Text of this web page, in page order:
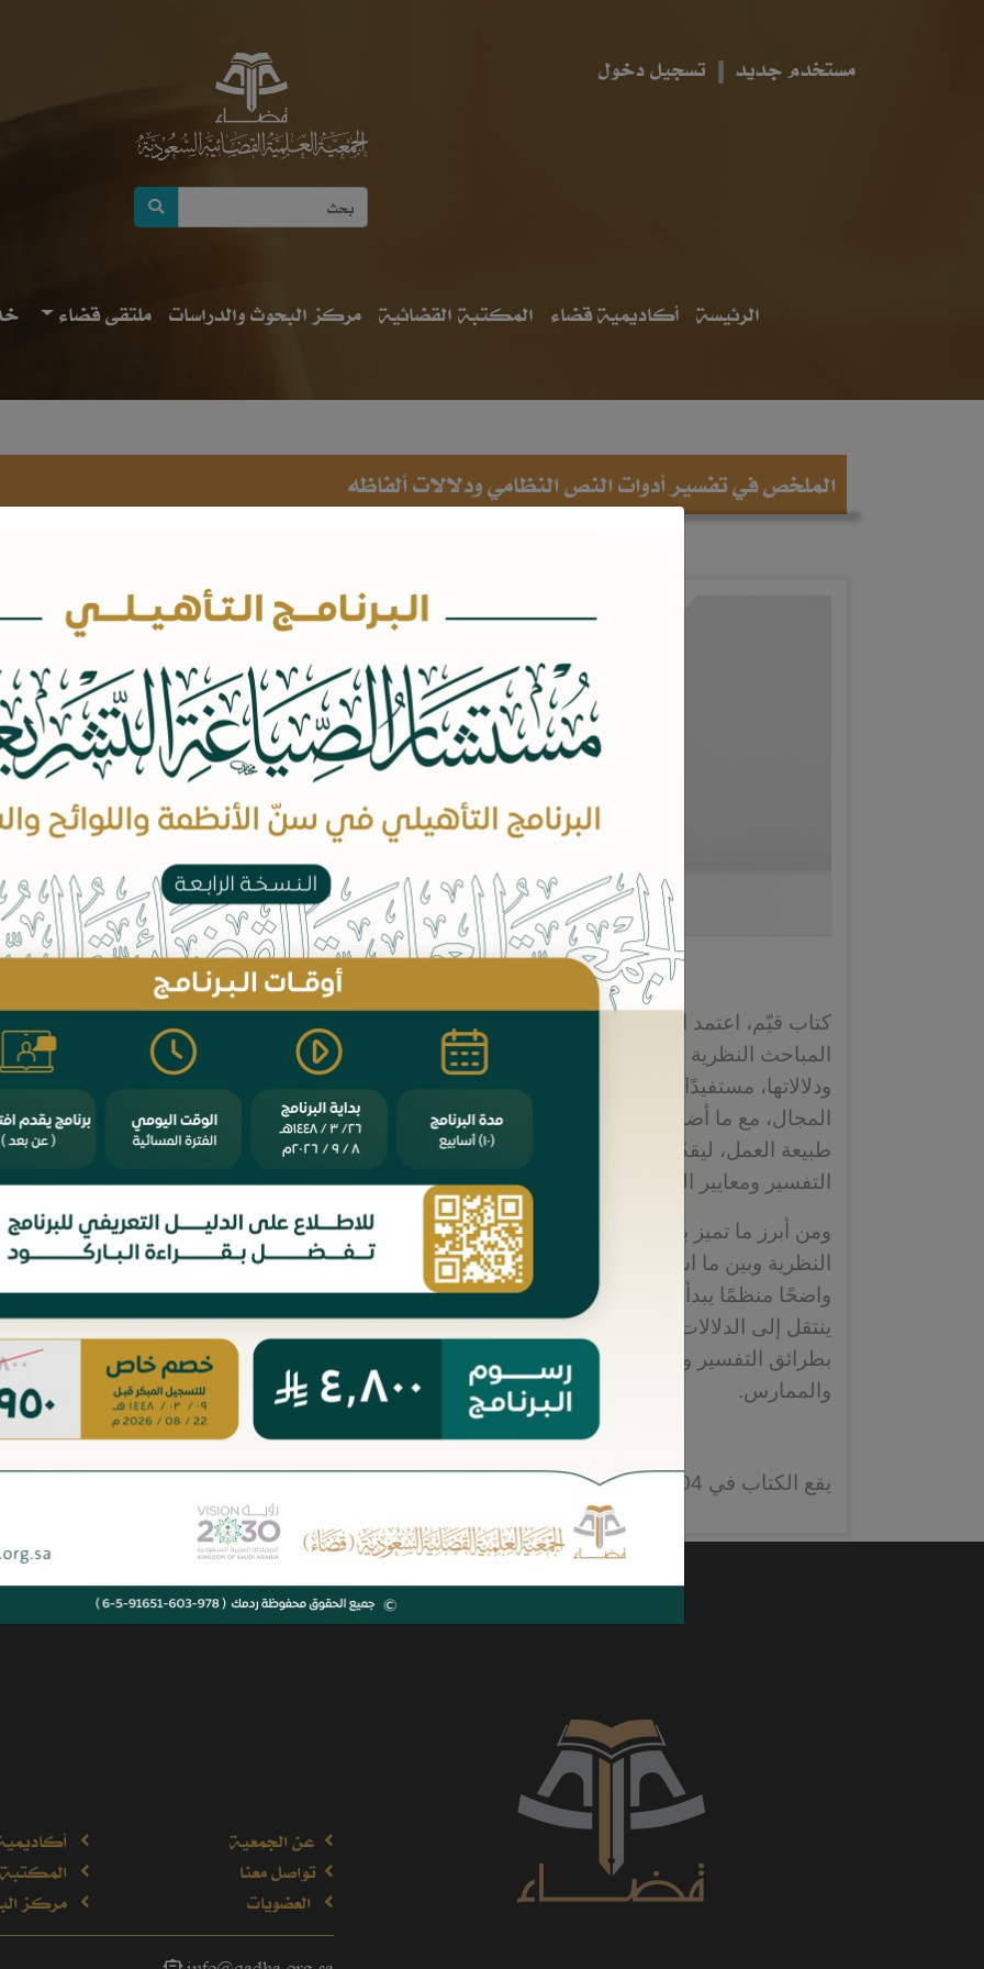
مستخدم جديد تسجيل دخول
الرئيسة أكاديمية قضاء المكتبة القضائية مركز البحوث والدراسات ملتقى قضاء
الملخص في تفسير أدوات النص النظامي ودلالات ألفاظه
كتاب قيّم، اعتمد الباحث في بنائه على تلخيصٍ مركزٍ لأهم
المباحث النظرية في تفسير النصوص القانونية وصياغتها
ودلالاتها، مستفيدًا من مادّة بحثين علميين موسَّعين في هذا
المجال، مع ما أضافه من ترتيبٍ وتحريرٍ وتقريبٍ يناسب
طبيعة العمل، ليقدّم مذكرة موجزة تجمع أبرز أدوات
التفسير ومعايير الفهم النظامي.
ومن أبرز ما تميز به المؤلف عنايته بالجمع بين المادة
النظرية وبين ما استنبطه من تطبيقات عملية، فجاء عرضه
واضحًا منظمًا يبدأ بتعريف النص والقاعدة والصياغة، ثم
ينتقل إلى الدلالات والسياق والعلاقات الإحالية، ويختم
بطرائق التفسير وضوابطها، بما يسهل الإفادة منه للباحث
والممارس.
يقع الكتاب في 104 صفحات.
بيانات الكتاب
المؤلفين:
د. عبدالرحمن بن عبدالله العمر
عدد الصفحات: 104
السعر: 20 ريال
اضف للسلة
عن الجمعية
تواصل معنا
العضويات
مركز